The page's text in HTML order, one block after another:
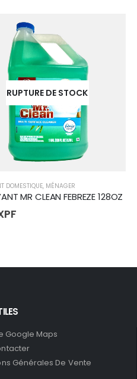
RUPTURE DE STOCK
DOMESTIQUE, MÉNAGER
MR CLEAN FEBREZE 128OZ
Google Maps
Générales De Vente